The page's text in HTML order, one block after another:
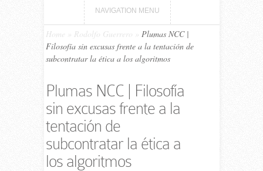
NAVIGATION MENU
Home Rodolfo Guerrero
Plumas NCC |
Filosofía sin excusas frente a la tentación de
subcontratar la ética a los algoritmos
Plumas NCC | Filosofía
sin excusas frente a la
tentación de
subcontratar la ética a
los algoritmos